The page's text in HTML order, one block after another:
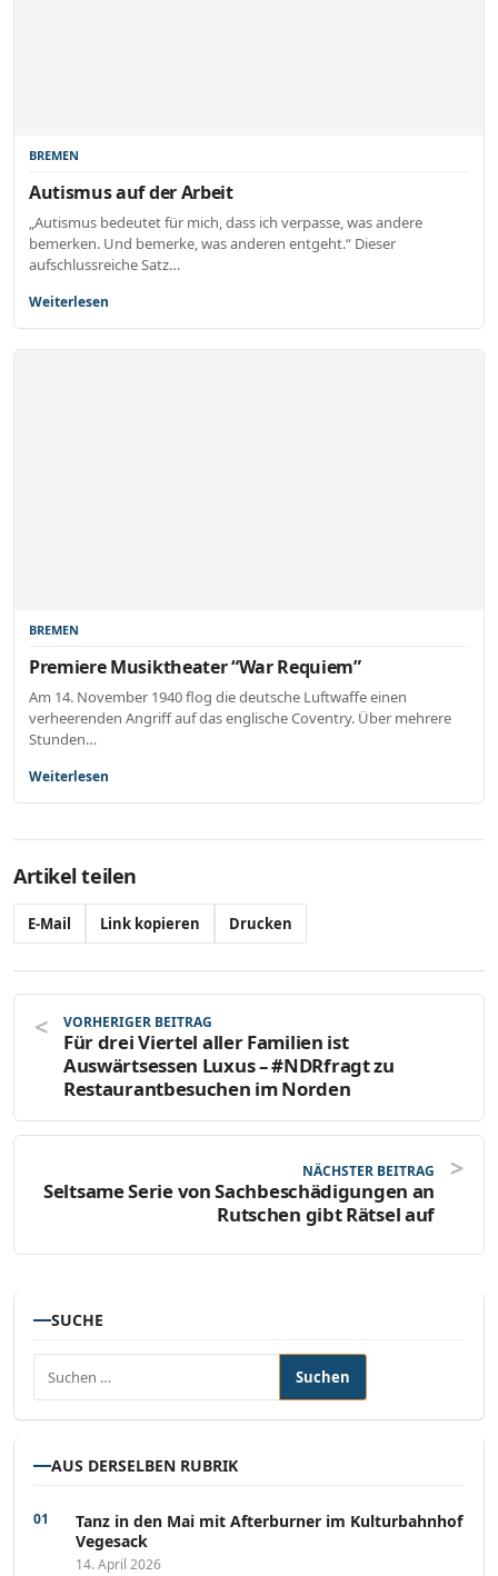
BREMEN
Autismus auf der Arbeit
„Autismus bedeutet für mich, dass ich verpasse, was andere
bemerken. Und bemerke, was anderen entgeht.“ Dieser
aufschlussreiche Satz…
Weiterlesen
BREMEN
Premiere Musiktheater “War Requiem”
Am 14. November 1940 flog die deutsche Luftwaffe einen
verheerenden Angriff auf das englische Coventry. Über mehrere
Stunden…
Weiterlesen
Artikel teilen
E-Mail Link kopieren Drucken
VORHERIGER BEITRAG
Für drei Viertel aller Familien ist
Auswärtsessen Luxus – #NDRfragt zu
Restaurantbesuchen im Norden
NÄCHSTER BEITRAG
Seltsame Serie von Sachbeschädigungen an
Rutschen gibt Rätsel auf
SUCHE
Suchen nach:
AUS DERSELBEN RUBRIK
Tanz in den Mai mit Afterburner im Kulturbahnhof
Vegesack
14. April 2026